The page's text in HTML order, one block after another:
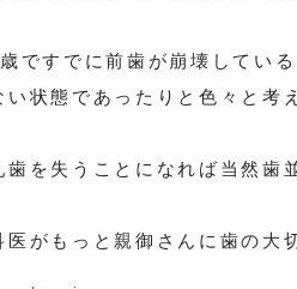
ですでに前歯が崩壊してい
い状態であったりと色々と考
歯を失うことになれば当然歯
医がもっと親御さんに歯の大